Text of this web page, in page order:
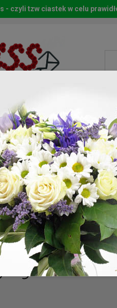
Kwiaty
dla
- czyli tzw ciastek w celu